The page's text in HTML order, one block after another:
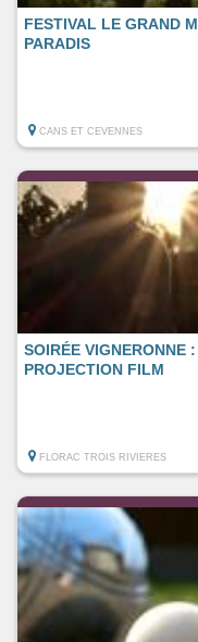
FESTIVAL LE GRAND
PARADIS
CANS ET CEVENNES
SOIRÉE VIGNERONNE
PROJECTION FILM
FLORAC TROIS RIVIERES